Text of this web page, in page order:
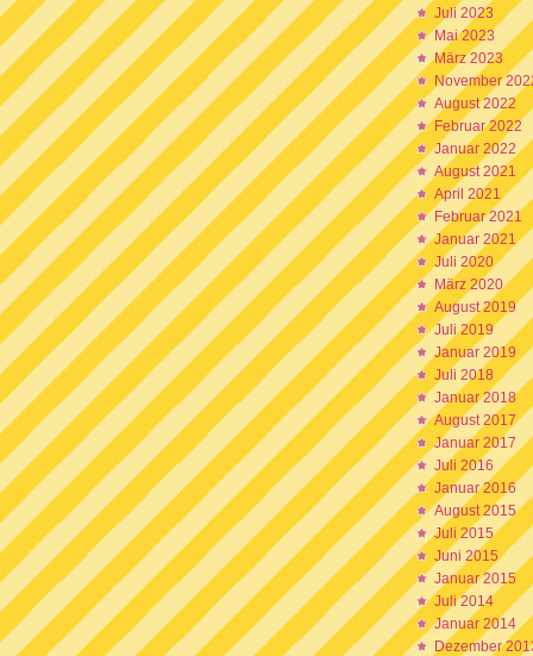
Juli 2023
Mai 2023
März 2023
November
August 2022
Februar 2022
Januar 2022
August 2021
April 2021
Februar 2021
Januar 2021
Juli 2020
März 2020
August 2019
Juli 2019
Januar 2019
Juli 2018
Januar 2018
August 2017
Januar 2017
Juli 2016
Januar 2016
August 2015
Juli 2015
Juni 2015
Januar 2015
Juli 2014
Januar 2014
Dezember